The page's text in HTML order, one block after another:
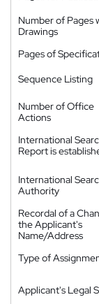
Number of Pages
Drawings
Pages of
Sequence Listing
Number of Office
Actions
International
Report is
International
Authority
Recordal of a
the Applicant's
Name/Address
Type of
Applicant's Legal